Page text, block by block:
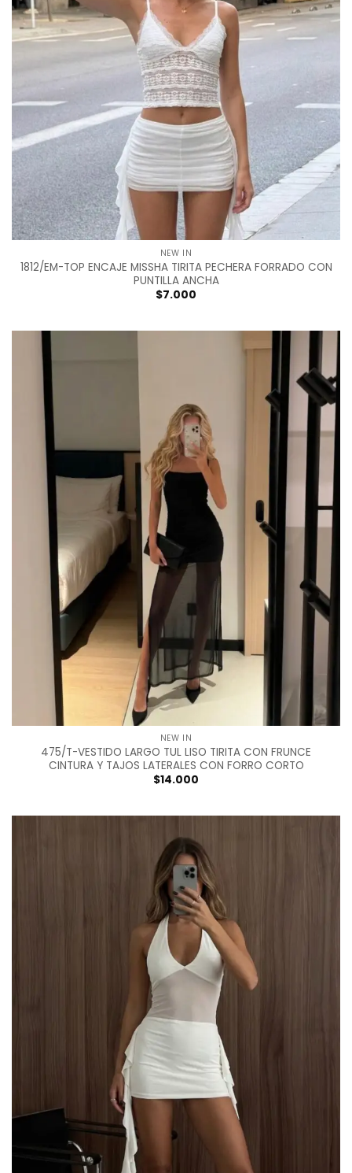
NEW IN
1812/EM-TOP ENCAJE MISSHA TIRITA PECHERA FORRADO CON
PUNTILLA ANCHA
$7.000
NEW IN
475/T-VESTIDO LARGO TUL LISO TIRITA CON FRUNCE
CINTURA Y TAJOS LATERALES CON FORRO CORTO
$14.000